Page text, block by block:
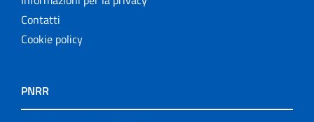
Contatti
Cookie policy
PNRR